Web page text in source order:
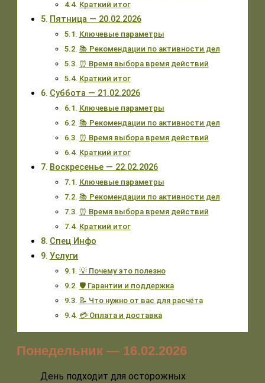
Краткий итог
Пятница — 20.02.2026
Ключевые параметры
📚 Рекомендации по активности дел
⏰ Время выбора время действий
Краткий итог
Суббота — 21.02.2026
Ключевые параметры
📚 Рекомендации по активности дел
⏰ Время выбора время действий
Краткий итог
Воскресенье — 22.02.2026
Ключевые параметры
📚 Рекомендации по активности дел
⏰ Время выбора время действий
Краткий итог
Спец Инфо
Услуги
💡 Почему это полезно
🛡️ Гарантии и поддержка
📝 Что нужно от вас для расчёта
💳 Оплата и доставка
Понедельник — 16.02.2026
День подходит для осторожных